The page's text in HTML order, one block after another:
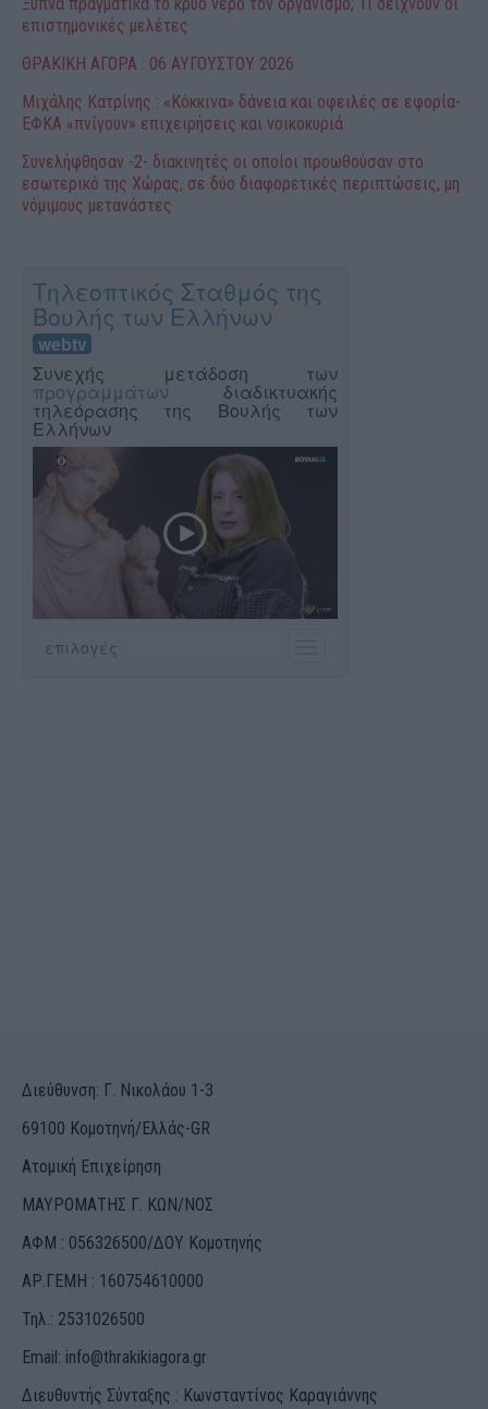
Ξυπνά πραγματικά το κρύο νερό τον οργανισμό; Τι δείχνουν οι
επιστημονικές μελέτες
ΘΡΑΚΙΚΗ ΑΓΟΡΑ : 06 ΑΥΓΟΥΣΤΟΥ 2026
Μιχάλης Κατρίνης : «Κόκκινα» δάνεια και οφειλές σε εφορία-
ΕΦΚΑ «πνίγουν» επιχειρήσεις και νοικοκυριά
Συνελήφθησαν -2- διακινητές οι οποίοι προωθούσαν στο
εσωτερικό της Χώρας, σε δύο διαφορετικές περιπτώσεις, μη
νόμιμους μετανάστες
Διεύθυνση: Γ. Νικολάου 1-3
69100 Κομοτηνή/Ελλάς-GR
Ατομική Επιχείρηση
ΜΑΥΡΟΜΑΤΗΣ Γ. ΚΩΝ/ΝΟΣ
ΑΦΜ : 056326500/ΔOΥ Κομοτηνής
ΑΡ.ΓΕΜΗ : 160754610000
Τηλ.: 2531026500
Email: info@thrakikiagora.gr
Διευθυντής Σύνταξης : Κωνσταντίνος Καραγιάννης